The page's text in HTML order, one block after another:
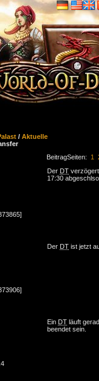
/ Aktuelle
BeitragSeiten: 1
Der DT
17:30
Der DT ist jetzt
Ein DT läuft
beendet sein.